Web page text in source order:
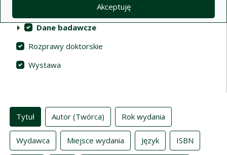
Akceptuję
Dane badawcze
Rozprawy doktorskie
Wystawa
Indeksy
Tytuł Autor (Twórca) Rok wydania
Wydawca Miejsce wydania Język ISBN